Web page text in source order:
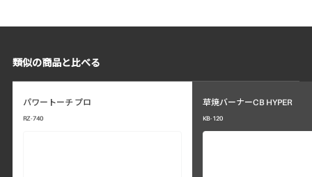
類似の商品と比べる
パワートーチ プロ
RZ-740
草焼バーナーCB HYPER
KB-120